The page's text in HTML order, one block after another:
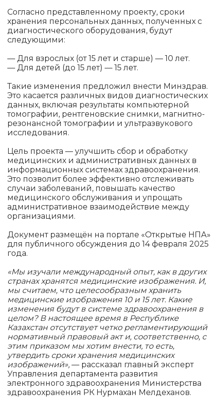
Согласно представленному проекту, сроки
хранения персональных данных, полученных с
диагностического оборудования, будут
следующими:
— Для взрослых (от 15 лет и старше) — 10 лет.
— Для детей (до 15 лет) — 15 лет.
Такие изменения предложил внести Минздрав.
Это касается различных видов диагностических
данных, включая результаты компьютерной
томографии, рентгеновские снимки, магнитно-
резонансной томографии и ультразвукового
исследования.
Цель проекта — улучшить сбор и обработку
медицинских и административных данных в
информационных системах здравоохранения.
Это позволит более эффективно отслеживать
случаи заболеваний, повышать качество
медицинского обслуживания и упрощать
административное взаимодействие между
организациями.
Документ размещён на портале «Открытые НПА»
для публичного обсуждения до 14 февраля 2025
года.
«Мы изучали международный опыт, как в других
странах хранятся медицинские изображения. И,
мы считаем, что целесообразным хранить
медицинские изображения 10 и 15 лет. Какие
изменения будут в системе здравоохранения в
целом? В настоящее время в Республике
Казахстан отсутствует четко регламентирующий
нормативный правовый акт и, соответственно, с
этим приказом мы хотим внести, то есть,
утвердить сроки хранения медицинских
изображений», — рассказал главный эксперт
Управления департамента развития
электронного здравоохранения Министерства
здравоохранения РК Нурмахан Мелдеханов.